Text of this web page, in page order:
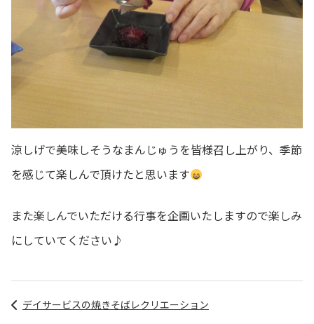
涼しげで美味しそうなまんじゅうを皆様召し上がり、季節
を感じて楽しんで頂けたと思います
また楽しんでいただける行事を企画いたしますので楽しみ
にしていてください♪
デイサービスの焼きそばレクリエーション